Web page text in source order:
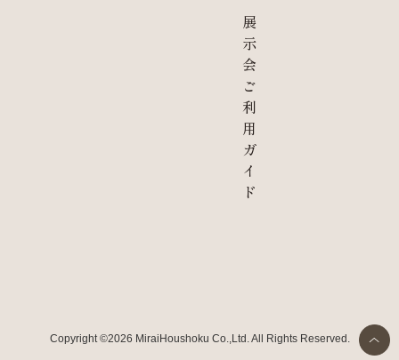
展
示
会
ご
利
用
ガ
イ
ド
Copyright ©2026 MiraiHoushoku Co.,Ltd. All Rights Reserved.